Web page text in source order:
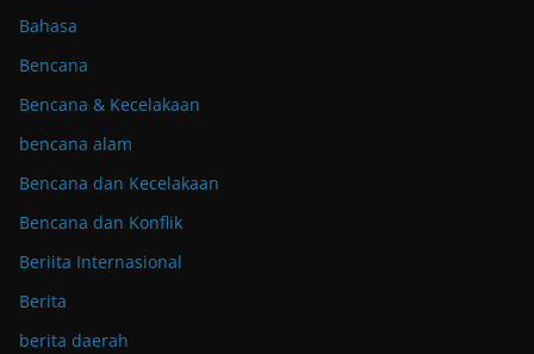
Bahasa
Bencana
Bencana & Kecelakaan
bencana alam
Bencana dan Kecelakaan
Bencana dan Konflik
Beriita Internasional
Berita
berita daerah